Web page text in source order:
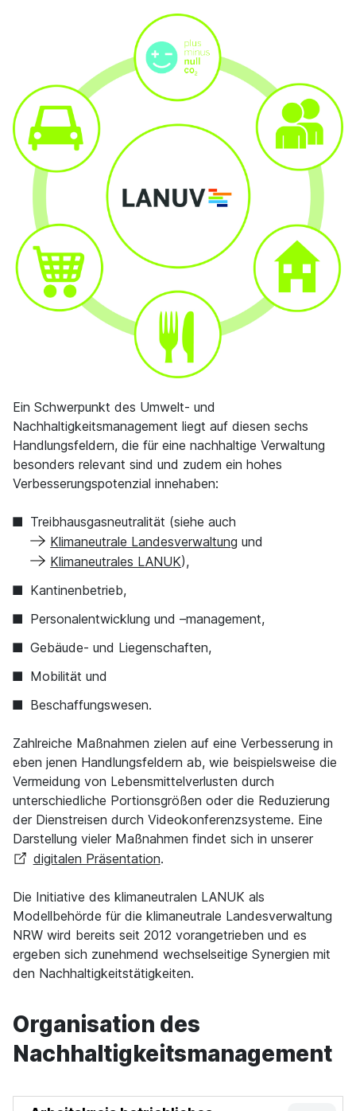
Ein Schwerpunkt des Umwelt- und
Nachhaltigkeitsmanagement liegt auf diesen sechs
Handlungsfeldern, die für eine nachhaltige Verwaltung
besonders relevant sind und zudem ein hohes
Verbesserungspotenzial innehaben:
Treibhausgasneutralität (siehe auch
Klimaneutrale Landesverwaltung und
Klimaneutrales LANUK),
Kantinenbetrieb,
Personalentwicklung und –management,
Gebäude- und Liegenschaften,
Mobilität und
Beschaffungswesen.
Zahlreiche Maßnahmen zielen auf eine Verbesserung in
eben jenen Handlungsfeldern ab, wie beispielsweise die
Vermeidung von Lebensmittelverlusten durch
unterschiedliche Portionsgrößen oder die Reduzierung
der Dienstreisen durch Videokonferenzsysteme. Eine
Darstellung vieler Maßnahmen findet sich in unserer
digitalen Präsentation.
Die Initiative des klimaneutralen LANUK als
Modellbehörde für die klimaneutrale Landesverwaltung
NRW wird bereits seit 2012 vorangetrieben und es
ergeben sich zunehmend wechselseitige Synergien mit
den Nachhaltigkeitstätigkeiten.
Organisation des
Nachhaltigkeitsmanagement